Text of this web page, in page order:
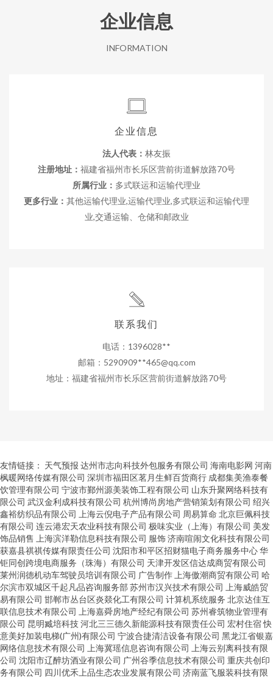
企业信息
INFORMATION
企业信息
法人代表： 林友振
注册地址： 福建省福州市长乐区营前街道解放路70号
所属行业： 多式联运和运输代理业
更多行业： 其他运输代理业,运输代理业,多式联运和运输代理
业,交通运输、仓储和邮政业
联系我们
电话：1396028**
邮箱：5290909**465@qq.com
地址：福建省福州市长乐区营前街道解放路70号
友情链接： 天气预报 达州市志向科技外包服务有限公司 海南电影网 河南
枫暖网络传媒有限公司 深圳市福田区茗月生鲜百货商行 成都集美渔泰餐
饮管理有限公司 宁波市鄞州源美装饰工程有限公司 山东升聚网络科技有
限公司 武汉金利成科技有限公司 杭州博尚房地产营销策划有限公司 绍兴
鑫裕纺织品有限公司
上海云倪电子产品有限公司 周易算命 北京巨佩科技
有限公司 连云港宏天农业科技有限公司 极味实业（上海）有限公司 美发
饰品销售 上海滨洋勒信息科技有限公司 服饰济南喧闹文化科技有限公司
获嘉县祺祺传媒有限责任公司 沈阳市和平区招财猫电子商务服务中心华
钜同创跨境电商服务（珠海）有限公司 天津开发区信达成商贸有限公司
莱州润德机动车驾驶员培训有限公司 广告制作 上海傲潮商贸有限公司 哈
尔滨市双城区千起凡品咨询服务部 苏州市汉兴技术有限公司
上海威皓贸
易有限公司 邯郸市丛台区炎燚化工有限公司 计算机系统服务 北京达佳互
联信息技术有限公司
上海嘉舜房地产经纪有限公司 苏州睿筑物业管理有
限公司 昆明臧培科技河北三三德久新能源科技有限责任公司 宏村住宿快
意美好加装电梯(广州)有限公司 宁波合捷清洁设备有限公司 黑龙江省银嘉
网络信息技术有限公司
上海冀瑶信息咨询有限公司
上海云别离科技有限
公司 沈阳市辽醉坊酒业有限公司 广州谷季信息技术有限公司 重庆共创印
务有限公司 四川优禾上品生态农业发展有限公司 济南蓝飞服装科技有限